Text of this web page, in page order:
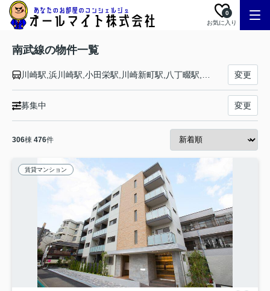
お気に入り
0
南武線の物件一覧
変更
募集中 変更
306棟 476件
賃貸マンション